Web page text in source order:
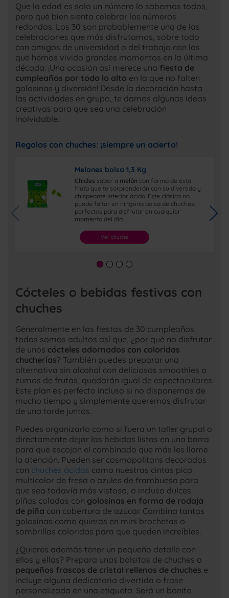
Que la edad es solo un número lo sabemos todos,
pero qué bien sienta celebrar los números
redondos. Los 30 son probablemente una de las
celebraciones que más disfrutamos, sobre todo
con amigos de universidad o del trabajo con los
que hemos vivido grandes momentos en la última
década. ¡Una ocasión así merece una fiesta de
cumpleaños por todo lo alto en la que no falten
golosinas y diversión! Desde la decoración hasta
las actividades en grupo, te damos algunas ideas
creativas para que sea una celebración
inolvidable.
Regalos con chuches: ¡siempre un acierto!
Melones bolsa 1,3 Kg
Chicles sabor a melón con forma de esta
fruta que te sorprenderán con su divertido y
chispeante interior ácido. Este clásico no
puede faltar en ninguna bolsa de chuches,
perfectos para disfrutar en cualquier
momento del día.
Ver chuche
Cócteles o bebidas festivas con
chuches
Generalmente en las fiestas de 30 cumpleaños
todos somos adultos así que, ¿por qué no disfrutar
de unos cócteles adornados con coloridas
chucherías? También puedes preparar una
alternativa sin alcohol con deliciosos smoothies o
zumos de frutas, quedarán igual de espectaculares.
Este plan es perfecto incluso si no disponemos de
mucho tiempo y simplemente queremos disfrutar
de una tarde juntos.
Puedes organizarlo como si fuera un taller grupal o
directamente dejar las bebidas listas en una barra
para que escojan el combinado que más les llame
la atención. Pueden ser cosmopolitans decorados
con chuches ácidas como nuestras cintas pica
multicolor de fresa o azules de frambuesa para
que sea todavía más vistoso, o incluso dulces
piñas coladas con golosinas en forma de rodaja
de piña con cobertura de azúcar. Combina tantas
golosinas como quieras en mini brochetas o
sombrillas coloridas para que queden increíbles.
¿Quieres además tener un pequeño detalle con
ellos y ellas? Prepara unas bolsitas de chuches o
pequeños frascos de cristal rellenos de chuches e
incluye alguna dedicatoria divertida o frase
personalizada en una etiqueta. Será un bonito